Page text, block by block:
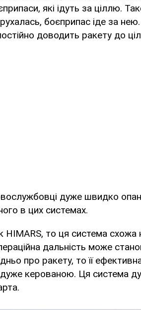
які ідуть за ціллю.
рухалась, боєприпас іде за
доводить ракету до
дуже швидко
в цих системах.
то ця система схожа
дальність може
про ракету, то її
керованою. Ця система